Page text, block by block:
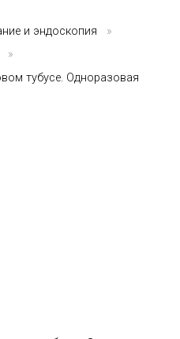
и эндоскопия
»
»
тубусе. Одноразовая